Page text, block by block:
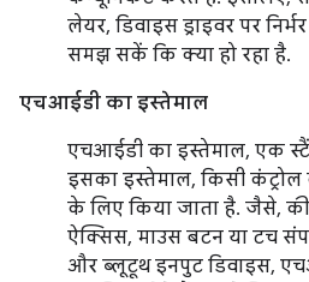
लेयर, डिवाइस ड्राइवर पर
समझ सकें कि क्या हो रहा है.
एचआईडी का इस्तेमाल
एचआईडी का इस्तेमाल, एक
इसका इस्तेमाल, किसी कंट्रोल
के लिए किया जाता है. जैसे,
ऐक्सिस, माउस बटन या टच
और ब्लूटूथ इनपुट डिवाइस,